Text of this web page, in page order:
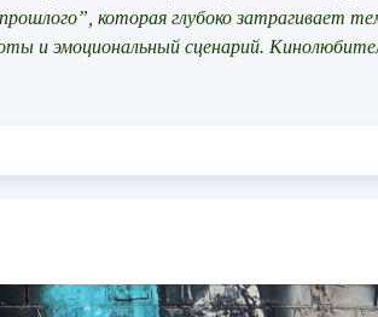
которая глубоко затрагивает
и эмоциональный сценарий.